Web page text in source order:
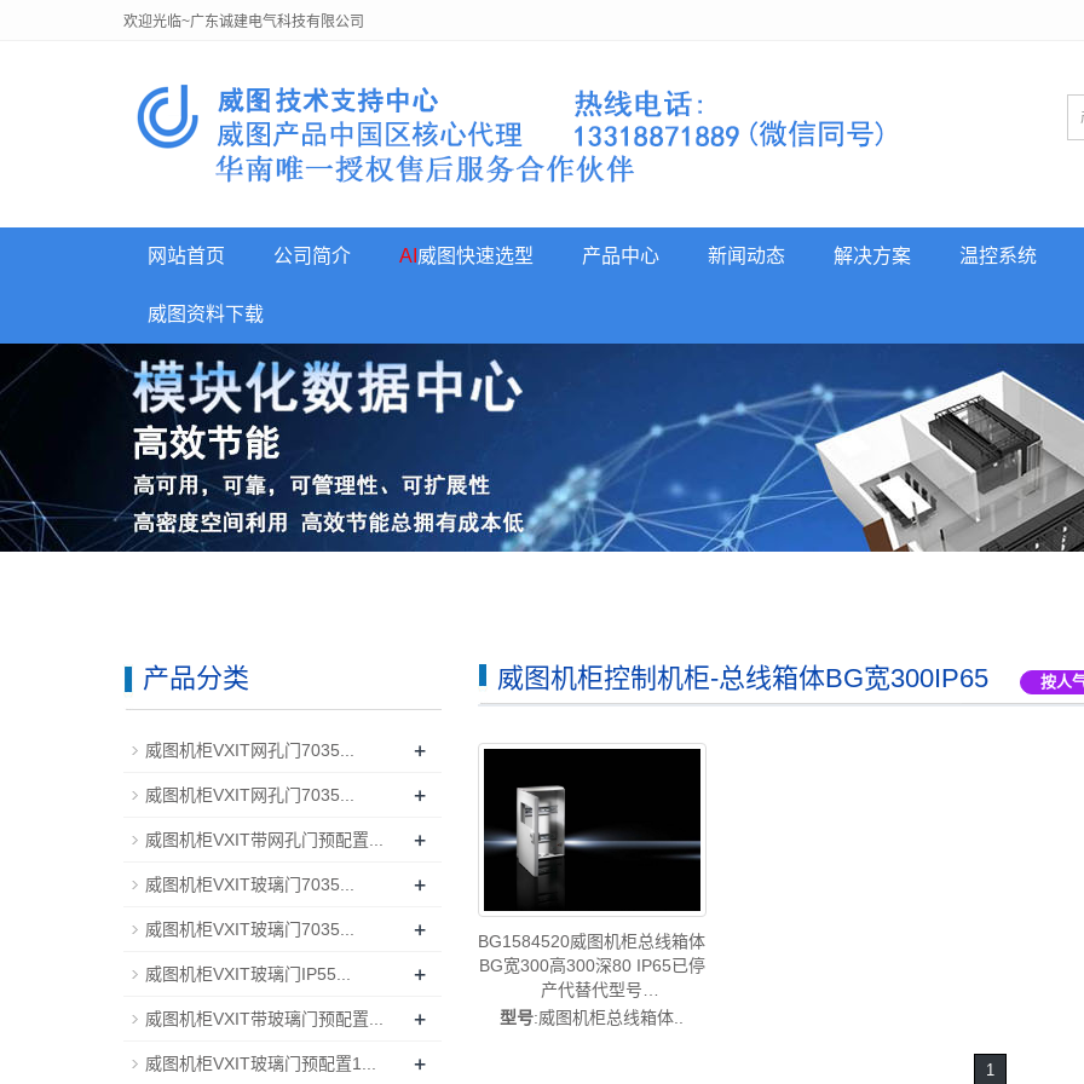
欢迎光临~广东诚建电气科技有限公司
网站首页 公司简介 AI 威图快速选型 产品中心 新闻动态 解决方案 温控系统
威图资料下载
威图机柜控制机柜-总线箱体BG宽300IP65 按人
BG1584520威图机柜总线箱体
BG宽300高300深80 IP65已停
产代替代型号
KX1611000/KX1611.000-德国
型号:威图机柜总线箱体..
1
产品分类
威图机柜VXIT网孔门7035... +
威图机柜VXIT网孔门7035... +
威图机柜VXIT带网孔门预配置... +
威图机柜VXIT玻璃门7035... +
威图机柜VXIT玻璃门7035... +
威图机柜VXIT玻璃门IP55... +
威图机柜VXIT带玻璃门预配置... +
威图机柜VXIT玻璃门预配置1... +